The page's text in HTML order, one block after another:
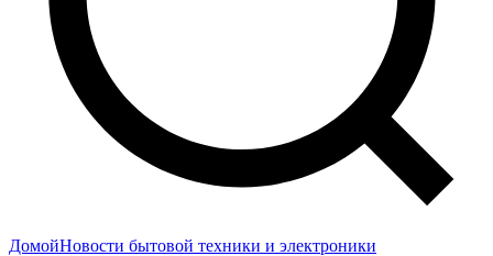
ДомойНовости бытовой техники и электроники